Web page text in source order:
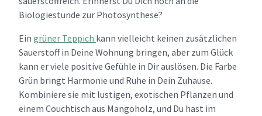
Biologiestunde zur Photosynthese?
Ein grüner Teppich kann vielleicht keinen zusätzlichen
Sauerstoff in Deine Wohnung bringen, aber zum Glück
kann er viele positive Gefühle in Dir auslösen. Die Farbe
Grün bringt Harmonie und Ruhe in Dein Zuhause.
Kombiniere sie mit lustigen, exotischen Pflanzen und
einem Couchtisch aus Mangoholz, und Du hast im